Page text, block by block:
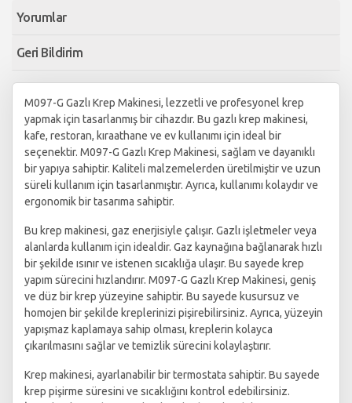
Yorumlar
Geri Bildirim
M097-G Gazlı Krep Makinesi, lezzetli ve profesyonel krep
yapmak için tasarlanmış bir cihazdır. Bu gazlı krep makinesi,
kafe, restoran, kıraathane ve ev kullanımı için ideal bir
seçenektir. M097-G Gazlı Krep Makinesi, sağlam ve dayanıklı
bir yapıya sahiptir. Kaliteli malzemelerden üretilmiştir ve uzun
süreli kullanım için tasarlanmıştır. Ayrıca, kullanımı kolaydır ve
ergonomik bir tasarıma sahiptir.
Bu krep makinesi, gaz enerjisiyle çalışır. Gazlı işletmeler veya
alanlarda kullanım için idealdir. Gaz kaynağına bağlanarak hızlı
bir şekilde ısınır ve istenen sıcaklığa ulaşır. Bu sayede krep
yapım sürecini hızlandırır. M097-G Gazlı Krep Makinesi, geniş
ve düz bir krep yüzeyine sahiptir. Bu sayede kusursuz ve
homojen bir şekilde kreplerinizi pişirebilirsiniz. Ayrıca, yüzeyin
yapışmaz kaplamaya sahip olması, kreplerin kolayca
çıkarılmasını sağlar ve temizlik sürecini kolaylaştırır.
Krep makinesi, ayarlanabilir bir termostata sahiptir. Bu sayede
krep pişirme süresini ve sıcaklığını kontrol edebilirsiniz.